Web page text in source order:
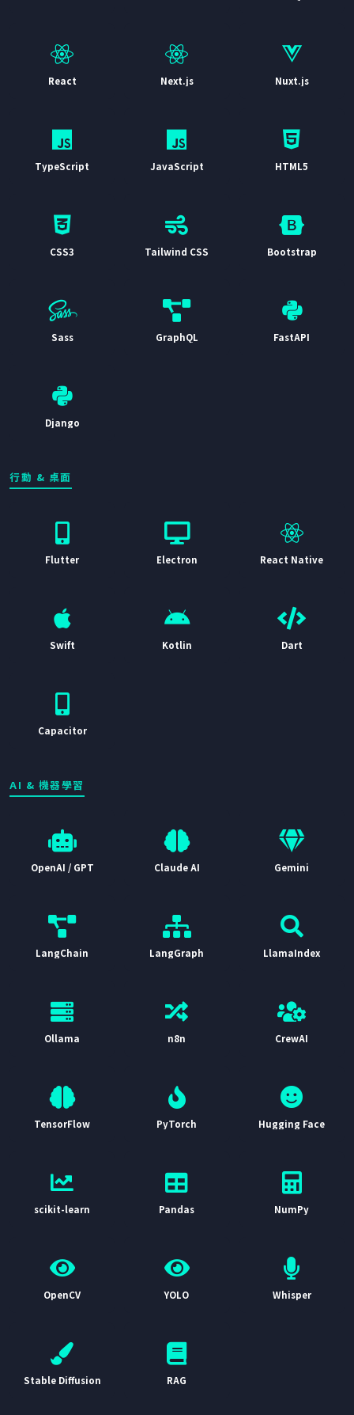
React Next.js Nuxt.js
TypeScript JavaScript HTML5
CSS3 Tailwind CSS Bootstrap
Sass GraphQL FastAPI
Django
行動 & 桌面
Flutter Electron React Native
Swift Kotlin Dart
Capacitor
AI & 機器學習
OpenAI / GPT Claude AI Gemini
LangChain LangGraph LlamaIndex
Ollama n8n CrewAI
TensorFlow PyTorch Hugging Face
scikit-learn Pandas NumPy
OpenCV YOLO Whisper
Stable Diffusion RAG